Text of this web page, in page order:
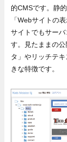
的CMSです。静
「Webサイトの
サイトでもサー
す。見たままの
タ」やリッチテ
きな特徴です。